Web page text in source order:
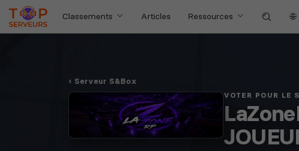
Classements Articles Ressources
Serveur S&Box
VOTER POUR LE